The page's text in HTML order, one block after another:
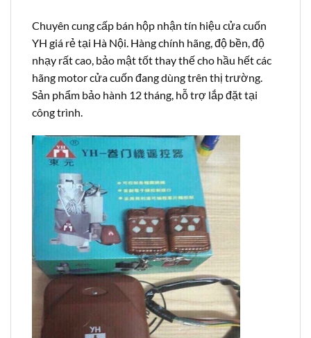
Chuyên cung cấp bán hộp nhận tín hiệu cửa cuốn
YH giá rẻ tại Hà Nội. Hàng chính hãng, độ bền, độ
nhạy rất cao, bảo mật tốt thay thế cho hầu hết các
hãng motor cửa cuốn đang dùng trên thị trường.
Sản phẩm bảo hành 12 tháng, hỗ trợ lắp đặt tại
công trình.